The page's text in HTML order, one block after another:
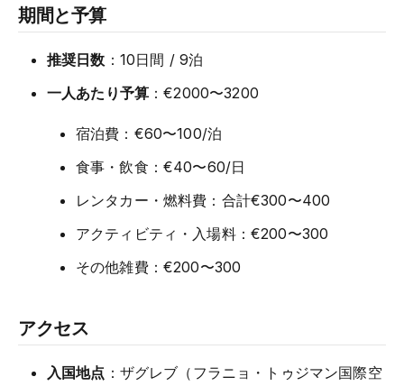
期間と予算
推奨日数 ：10日間 / 9泊
一人あたり予算 ：€2000〜3200
宿泊費：€60〜100/泊
食事・飲食：€40〜60/日
レンタカー・燃料費：合計€300〜400
アクティビティ・入場料：€200〜300
その他雑費：€200〜300
アクセス
入国地点 ：ザグレブ（フラニョ・トゥジマン国際空